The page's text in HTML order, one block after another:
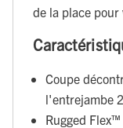
de la place pour
Coupe
l'entrejambe
Rugged